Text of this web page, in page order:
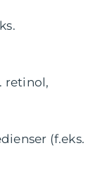
retinol,
(f.eks.